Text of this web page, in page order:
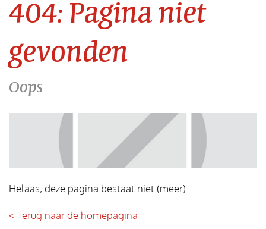
404: Pagina niet
gevonden
Oops
Helaas, deze pagina bestaat niet (meer).
< Terug naar de homepagina